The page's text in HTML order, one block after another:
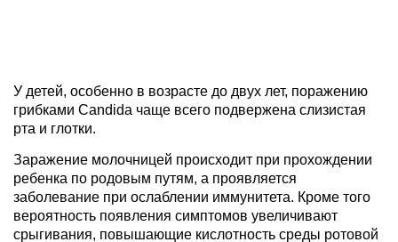
У детей, особенно в возрасте до двух лет, поражению
грибками Candida чаще всего подвержена слизистая
рта и глотки.
Заражение молочницей происходит при прохождении
ребенка по родовым путям, а проявляется
заболевание при ослаблении иммунитета. Кроме того
вероятность появления симптомов увеличивают
срыгивания, повышающие кислотность среды ротовой